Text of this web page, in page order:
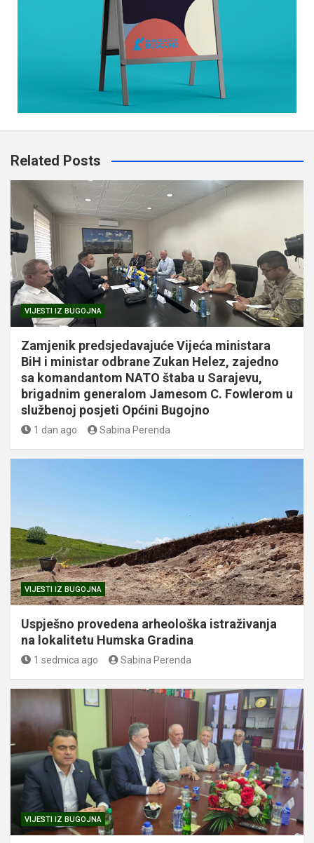
Related Posts
VIJESTI IZ BUGOJNA
Zamjenik predsjedavajuće Vijeća ministara
BiH i ministar odbrane Zukan Helez, zajedno
sa komandantom NATO štaba u Sarajevu,
brigadnim generalom Jamesom C. Fowlerom u
službenoj posjeti Općini Bugojno
1 dan ago Sabina Perenda
VIJESTI IZ BUGOJNA
Uspješno provedena arheološka istraživanja
na lokalitetu Humska Gradina
1 sedmica ago Sabina Perenda
VIJESTI IZ BUGOJNA